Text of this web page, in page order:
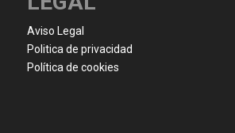
Aviso Legal
Politica de privacidad
Política de cookies